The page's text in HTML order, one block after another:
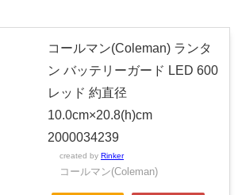
コールマン(Coleman) ランタ
ン バッテリーガード LED 600
レッド 約直径
10.0cm×20.8(h)cm
2000034239
created by Rinker
コールマン(Coleman)